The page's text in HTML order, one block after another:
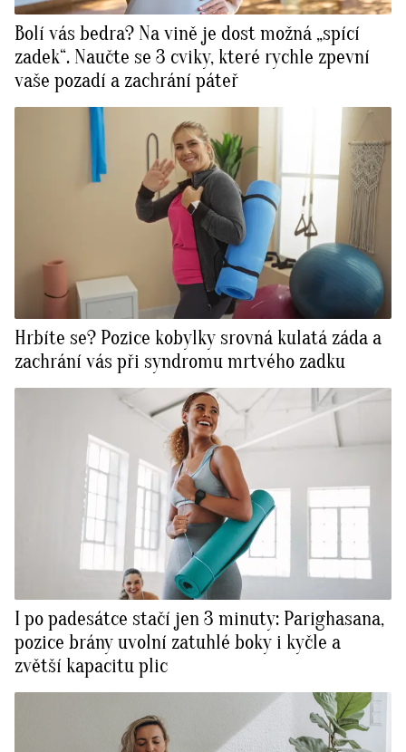
Bolí vás bedra? Na vině je dost možná „spící
zadek“. Naučte se 3 cviky, které rychle zpevní
vaše pozadí a zachrání páteř
Hrbíte se? Pozice kobylky srovná kulatá záda a
zachrání vás při syndromu mrtvého zadku
I po padesátce stačí jen 3 minuty: Parighasana,
pozice brány uvolní zatuhlé boky i kyčle a
zvětší kapacitu plic